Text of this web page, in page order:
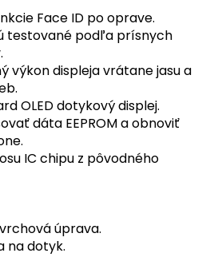
Face ID po oprave.
testované podľa prísnych
výkon displeja vrátane jasu a
OLED dotykový displej.
dáta EEPROM a obnoviť
IC chipu z pôvodného
úprava.
na dotyk.